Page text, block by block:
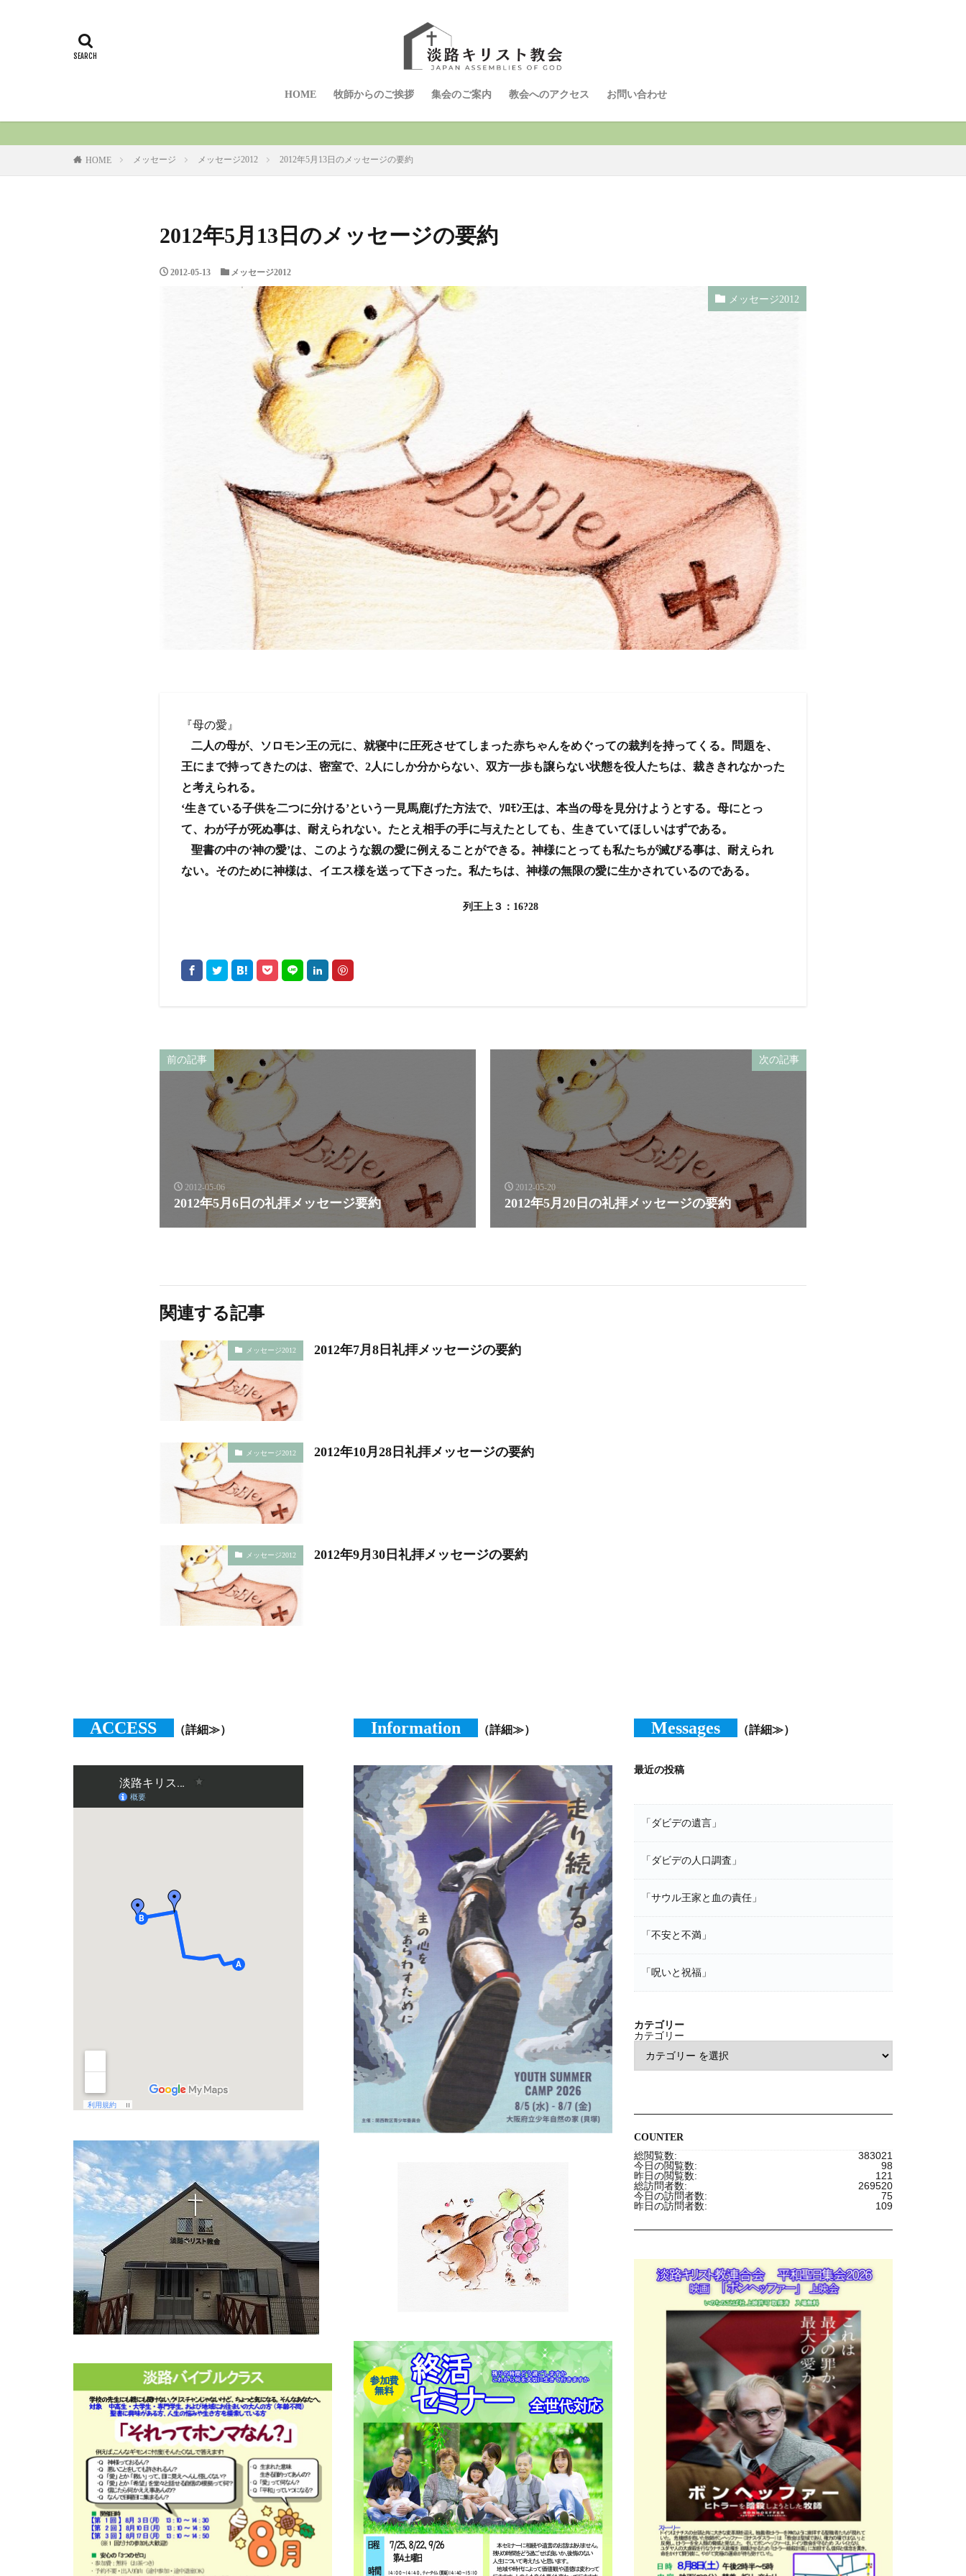
HOME 牧師からのご挨拶 集会のご案内 教会へのアクセス お問い合わせ
HOME メッセージ メッセージ2012 2012年5月13日のメッセージの要約
2012年5月13日のメッセージの要約
2012-05-13 メッセージ2012
メッセージ2012
『母の愛』
二人の母が、ソロモン王の元に、就寝中に圧死させてしまった赤ちゃんをめぐっての裁判を持ってくる。問題を、
王にまで持ってきたのは、密室で、2人にしか分からない、双方一歩も譲らない状態を役人たちは、裁ききれなかった
と考えられる。
‘生きている子供を二つに分ける’という一見馬鹿げた方法で、ｿﾛﾓﾝ王は、本当の母を見分けようとする。母にとっ
て、わが子が死ぬ事は、耐えられない。たとえ相手の手に与えたとしても、生きていてほしいはずである。
聖書の中の‘神の愛’は、このような親の愛に例えることができる。神様にとっても私たちが滅びる事は、耐えられ
ない。そのために神様は、イエス様を送って下さった。私たちは、神様の無限の愛に生かされているのである。
列王上３： 16?28
前の記事
2012-05-06
2012年5月6日の礼拝メッセージ要約
次の記事
2012-05-20
2012年5月20日の礼拝メッセージの要約
関連する記事
メッセージ2012 2012年7月8日礼拝メッセージの要約
メッセージ2012 2012年10月28日礼拝メッセージの要約
メッセージ2012 2012年9月30日礼拝メッセージの要約
ACCESS （詳細≫） Information （詳細≫） Messages （詳細≫）
最近の投稿
「ダビデの遺言」
「ダビデの人口調査」
「サウル王家と血の責任」
「不安と不満」
「呪いと祝福」
カテゴリー
カテゴリー
COUNTER
383021
総閲覧数:
98
今日の閲覧数:
121
昨日の閲覧数:
269520
総訪問者数:
75
今日の訪問者数:
109
昨日の訪問者数: